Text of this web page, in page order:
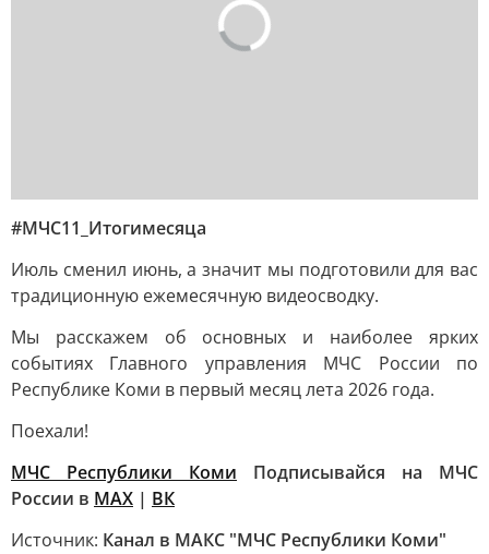
#МЧС11_Итогимесяца
Июль сменил июнь, а значит мы подготовили для вас
традиционную ежемесячную видеосводку.
Мы расскажем об основных и наиболее ярких
событиях Главного управления МЧС России по
Республике Коми в первый месяц лета 2026 года.
Поехали!
МЧС Республики Коми Подписывайся на МЧС
России в MAX | ВК
Источник: Канал в МАКС "МЧС Республики Коми"